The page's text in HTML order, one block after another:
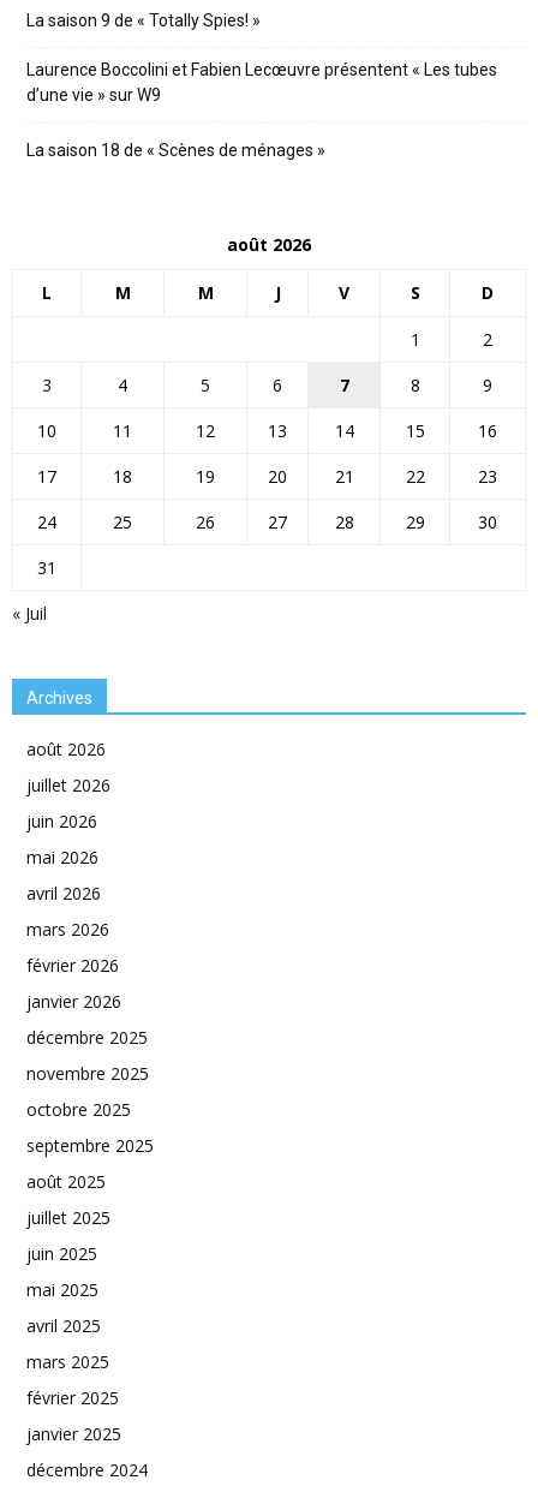
La saison 9 de « Totally Spies! »
Laurence Boccolini et Fabien Lecœuvre présentent « Les tubes
d’une vie » sur W9
La saison 18 de « Scènes de ménages »
août 2026
L M M J V S D
« Juil
1
2
3
4 5 6 7 8
9
10
11 12 13 14 15
16
17
18 19 20 21 22
23
24
25 26 27 28 29
30
31
Archives
août 2026
juillet 2026
juin 2026
mai 2026
avril 2026
mars 2026
février 2026
janvier 2026
décembre 2025
novembre 2025
octobre 2025
septembre 2025
août 2025
juillet 2025
juin 2025
mai 2025
avril 2025
mars 2025
février 2025
janvier 2025
décembre 2024